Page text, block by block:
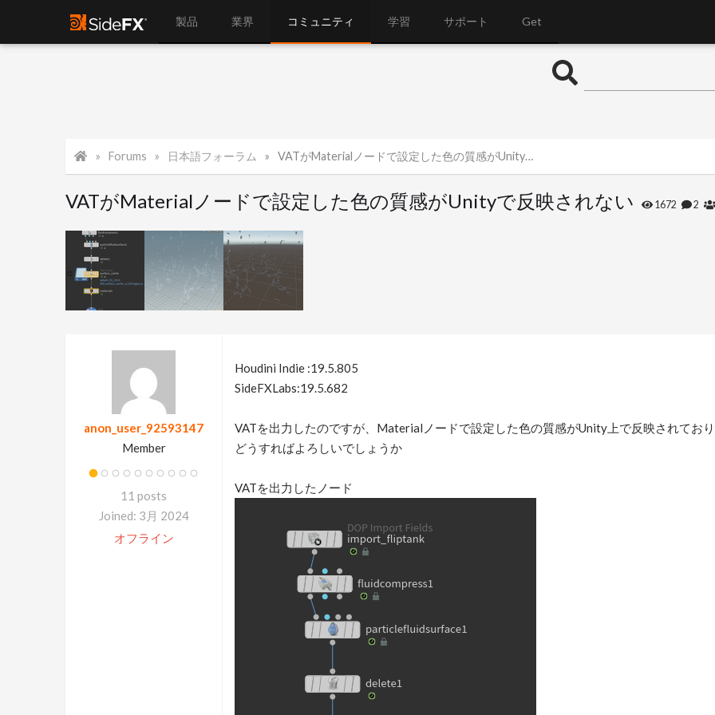
製品 業界 コミュニティ 学習 サポート Get
Forums 日本語フォーラム VATがMaterialノードで設定した色の質感がUnityで反映されない
VATがMaterialノードで設定した色の質感がUnityで反映されない 1672 2
anon_user_92593147
Member
11 posts
Joined: 3月 2024
オフライン
Houdini Indie :19.5.805
SideFXLabs:19.5.682
VATを出力したのですが、Materialノードで設定した色の質感がUnity上で反映されており
どうすればよろしいでしょうか
VATを出力したノード